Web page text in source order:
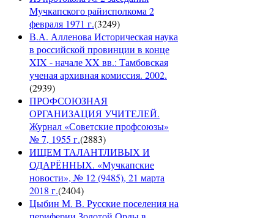
Мучкапского райисполкома 2
февраля 1971 г.(3249)
В.А. Алленова Историческая наука
в российской провинции в конце
XIX - начале XX вв.: Тамбовская
ученая архивная комиссия. 2002.
(2939)
ПРОФСОЮЗНАЯ
ОРГАНИЗАЦИЯ УЧИТЕЛЕЙ.
Журнал «Советские профсоюзы»
№ 7, 1955 г.(2883)
ИЩЕМ ТАЛАНТЛИВЫХ И
ОДАРЁННЫХ. «Мучкапские
новости», № 12 (9485), 21 марта
2018 г.(2404)
Цыбин М. В. Русские поселения на